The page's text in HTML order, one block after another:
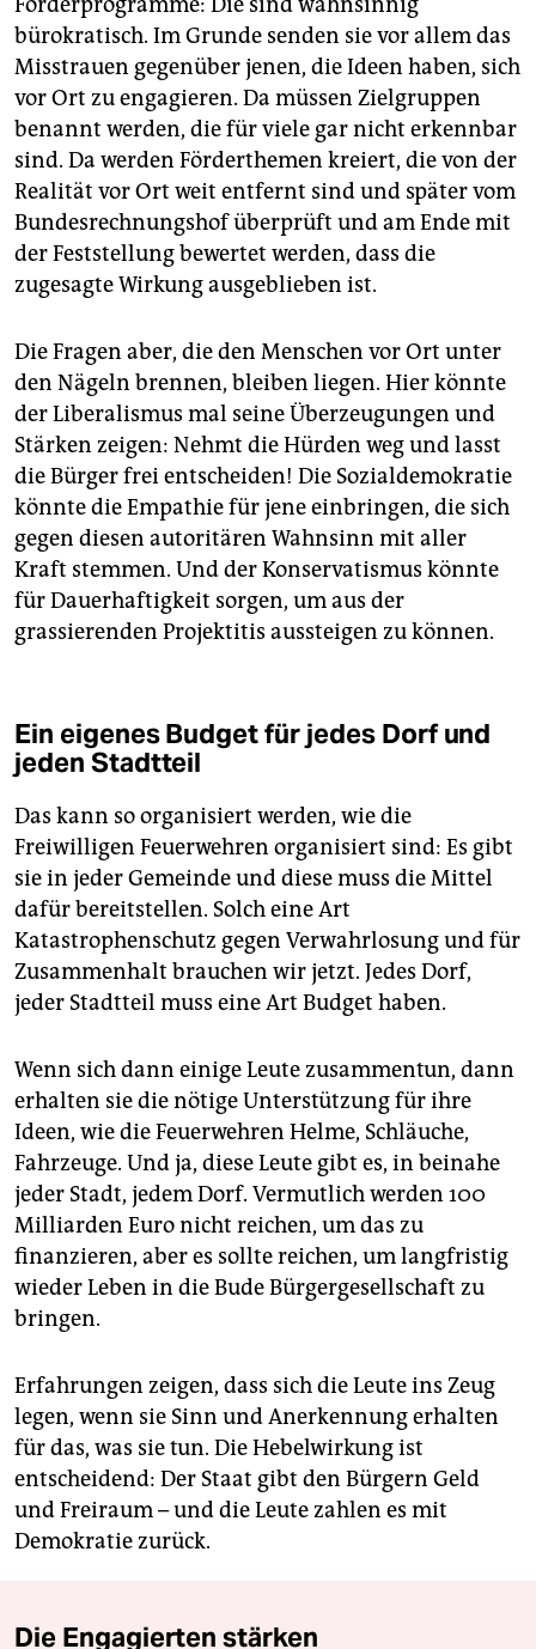
bürokratisch. Im Grunde senden sie vor allem das
Misstrauen gegenüber jenen, die Ideen haben, sich
vor Ort zu engagieren. Da müssen Zielgruppen
benannt werden, die für viele gar nicht erkennbar
sind. Da werden Förderthemen kreiert, die von der
Realität vor Ort weit entfernt sind und später vom
Bundesrechnungshof überprüft und am Ende mit
der Feststellung bewertet werden, dass die
zugesagte Wirkung ausgeblieben ist.
Die Fragen aber, die den Menschen vor Ort unter
den Nägeln brennen, bleiben liegen. Hier könnte
der Liberalismus mal seine Überzeugungen und
Stärken zeigen: Nehmt die Hürden weg und lasst
die Bürger frei entscheiden! Die Sozialdemokratie
könnte die Empathie für jene einbringen, die sich
gegen diesen autoritären Wahnsinn mit aller
Kraft stemmen. Und der Konservatismus könnte
für Dauerhaftigkeit sorgen, um aus der
grassierenden Projektitis aussteigen zu können.
Ein eigenes Budget für jedes Dorf und
jeden Stadtteil
Das kann so organisiert werden, wie die
Freiwilligen Feuerwehren organisiert sind: Es gibt
sie in jeder Gemeinde und diese muss die Mittel
dafür bereitstellen. Solch eine Art
Katastrophenschutz gegen Verwahrlosung und für
Zusammenhalt brauchen wir jetzt. Jedes Dorf,
jeder Stadtteil muss eine Art Budget haben.
Wenn sich dann einige Leute zusammentun, dann
erhalten sie die nötige Unterstützung für ihre
Ideen, wie die Feuerwehren Helme, Schläuche,
Fahrzeuge. Und ja, diese Leute gibt es, in beinahe
jeder Stadt, jedem Dorf. Vermutlich werden 100
Milliarden Euro nicht reichen, um das zu
finanzieren, aber es sollte reichen, um langfristig
wieder Leben in die Bude Bürgergesellschaft zu
bringen.
Erfahrungen zeigen, dass sich die Leute ins Zeug
legen, wenn sie Sinn und Anerkennung erhalten
für das, was sie tun. Die Hebelwirkung ist
entscheidend: Der Staat gibt den Bürgern Geld
und Freiraum – und die Leute zahlen es mit
Demokratie zurück.
Die Engagierten stärken